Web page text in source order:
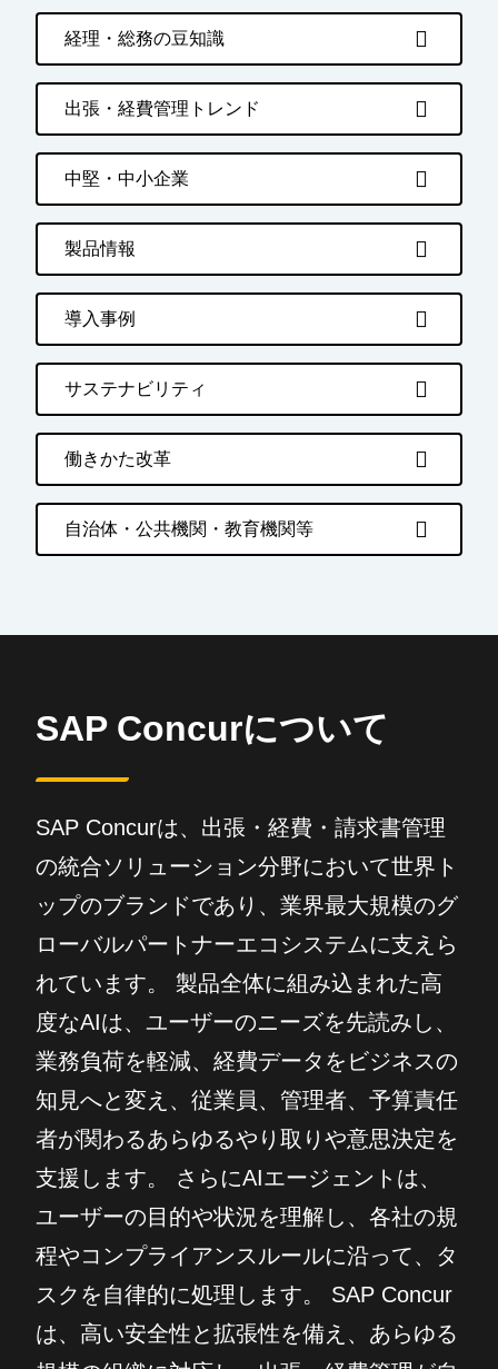
経理・総務の豆知識
出張・経費管理トレンド
中堅・中小企業
製品情報
導入事例
サステナビリティ
働きかた改革
自治体・公共機関・教育機関等
SAP Concurについて
SAP Concurは、出張・経費・請求書管理
の統合ソリューション分野において世界ト
ップのブランドであり、業界最大規模のグ
ローバルパートナーエコシステムに支えら
れています。 製品全体に組み込まれた高
度なAIは、ユーザーのニーズを先読みし、
業務負荷を軽減、経費データをビジネスの
知見へと変え、従業員、管理者、予算責任
者が関わるあらゆるやり取りや意思決定を
支援します。 さらにAIエージェントは、
ユーザーの目的や状況を理解し、各社の規
程やコンプライアンスルールに沿って、タ
スクを自律的に処理します。 SAP Concur
は、高い安全性と拡張性を備え、あらゆる